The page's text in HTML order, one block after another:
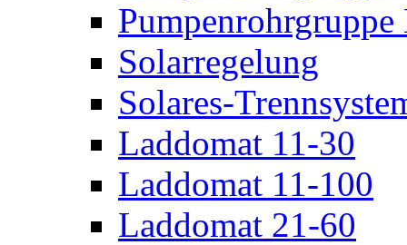
Solarregelung
Solares-
Laddomat 11-30
Laddomat 11-100
Laddomat 21-60